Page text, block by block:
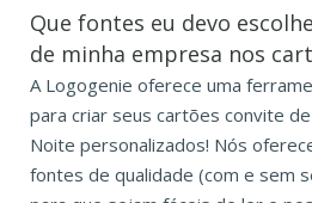
Que fontes eu devo
de minha empresa nos
A Logogenie oferece uma
para criar seus cartões convite
Noite personalizados! Nós
fontes de qualidade (com e sem